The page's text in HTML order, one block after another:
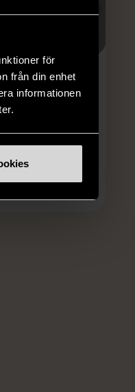
för
från din enhet
informationen
1/5
MÄRKE
löpare